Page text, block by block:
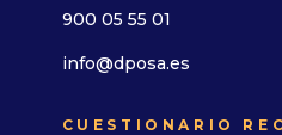
900 05 55 01
info@dposa.es
CUESTIONARIO